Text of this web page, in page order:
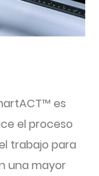
es
el proceso
trabajo para
una mayor